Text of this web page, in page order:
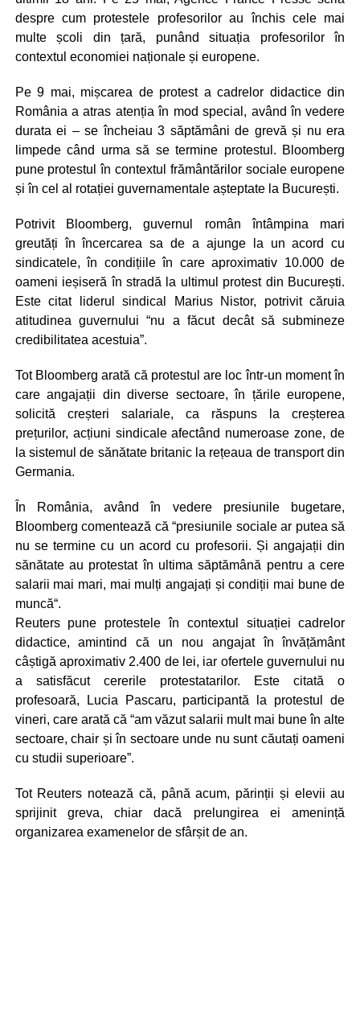
despre cum protestele profesorilor au închis cele mai
multe școli din țară, punând situația profesorilor în
contextul economiei naționale și europene.
Pe 9 mai, mișcarea de protest a cadrelor didactice din
România a atras atenția în mod special, având în vedere
durata ei – se încheiau 3 săptămâni de grevă și nu era
limpede când urma să se termine protestul. Bloomberg
pune protestul în contextul frământărilor sociale europene
și în cel al rotației guvernamentale așteptate la București.
Potrivit Bloomberg, guvernul român întâmpina mari
greutăți în încercarea sa de a ajunge la un acord cu
sindicatele, în condițiile în care aproximativ 10.000 de
oameni ieșiseră în stradă la ultimul protest din București.
Este citat liderul sindical Marius Nistor, potrivit căruia
atitudinea guvernului “nu a făcut decât să submineze
credibilitatea acestuia”.
Tot Bloomberg arată că protestul are loc într-un moment în
care angajații din diverse sectoare, în țările europene,
solicită creșteri salariale, ca răspuns la creșterea
prețurilor, acțiuni sindicale afectând numeroase zone, de
la sistemul de sănătate britanic la rețeaua de transport din
Germania.
În România, având în vedere presiunile bugetare,
Bloomberg comentează că “presiunile sociale ar putea să
nu se termine cu un acord cu profesorii. Și angajații din
sănătate au protestat în ultima săptămână pentru a cere
salarii mai mari, mai mulți angajați și condiții mai bune de
muncă“.
Reuters pune protestele în contextul situației cadrelor
didactice, amintind că un nou angajat în învățământ
câștigă aproximativ 2.400 de lei, iar ofertele guvernului nu
a satisfăcut cererile protestatarilor. Este citată o
profesoară, Lucia Pascaru, participantă la protestul de
vineri, care arată că “am văzut salarii mult mai bune în alte
sectoare, chair și în sectoare unde nu sunt căutați oameni
cu studii superioare”.
Tot Reuters notează că, până acum, părinții și elevii au
sprijinit greva, chiar dacă prelungirea ei amenință
organizarea examenelor de sfârșit de an.